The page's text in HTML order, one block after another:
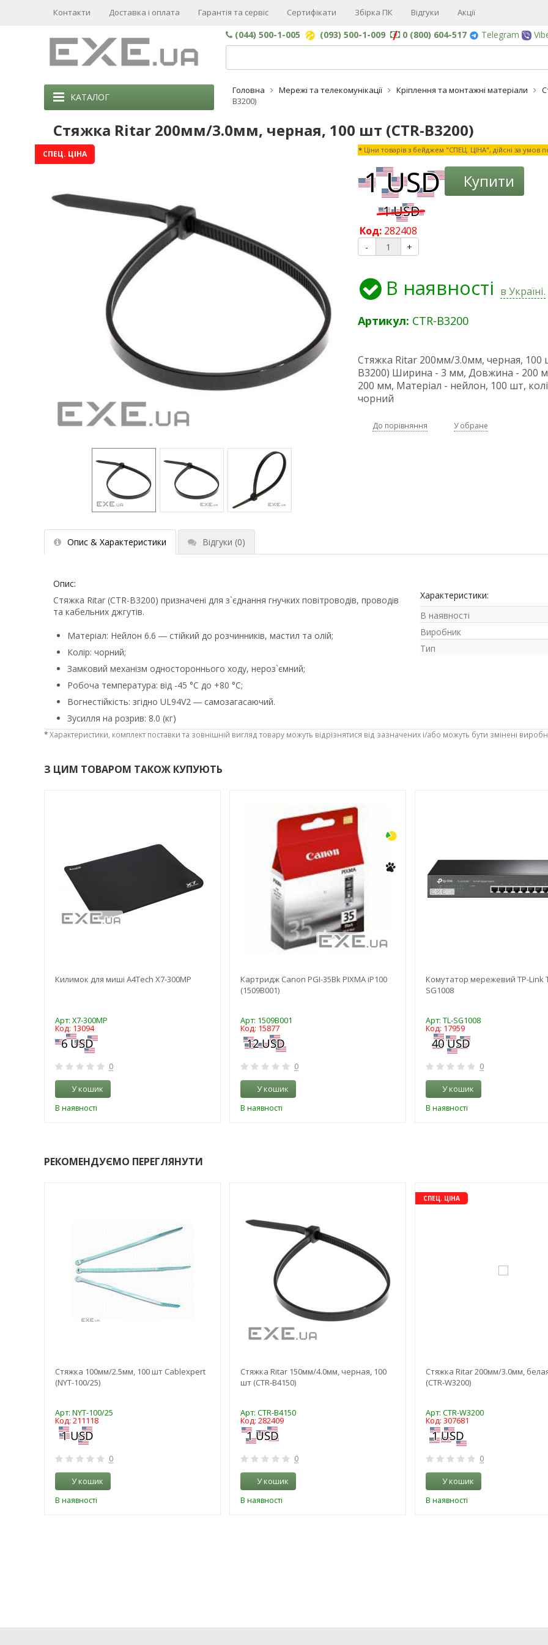
Контакти Доставка і оплата Гарантія та сервіс Сертифікати Збірка ПК Відгуки Акції
(044) 500-1-005 (093) 500-1-009 0 (800) 604-517 Telegram
Головна Мережі та телекомунікації Кріплення та монтажні матеріали
B3200)
Стяжка Ritar 200мм/3.0мм, черная, 100 шт (CTR-B3200)
СПЕЦ. ЦІНА * Ціни товарів з бейджем "СПЕЦ. ЦІНА", дійсні за умов
Купити
Код: 282408
- +
В наявності в Україні.
Артикул: CTR-B3200
Стяжка Ritar 200мм/3.0мм, черная, 100
B3200) Ширина - 3 мм, Довжина - 200
200 мм, Матеріал - нейлон, 100 шт,
чорний
До порівняння У обране
Опис & Характеристики Відгуки (0)
Опис:
Стяжка Ritar (CTR-B3200) призначені для з`єднання гнучких повітроводів, проводів
та кабельних джгутів.
Матеріал: Нейлон 6.6 ― стійкий до розчинників, мастил та олій;
Колір: чорний;
Замковий механізм одностороннього ходу, нероз`ємний;
Робоча температура: від -45 °С до +80 °С;
Вогнестійкість: згідно UL94V2 ― самозагасаючий.
Зусилля на розрив: 8.0 (кг)
Характеристики:
В наявності
Виробник
Тип
*Характеристики, комплект поставки та зовнішній вигляд товару можуть відрізнятися від зазначених і/або можуть бути змінені
З ЦИМ ТОВАРОМ ТАКОЖ КУПУЮТЬ
Килимок для миші A4Tech X7-300MP
Арт: X7-300MP
Код: 13094
0
У кошик
В наявності
Картридж Canon PGI-35Bk PIXMA iP100
(1509B001)
Арт: 1509B001
Код: 15877
0
У кошик
В наявності
Комутатор мережевий TP-Link
SG1008
Арт: TL-SG1008
Код: 17959
0
У кошик
В наявності
РЕКОМЕНДУЄМО ПЕРЕГЛЯНУТИ
Стяжка 100мм/2.5мм, 100 шт Cablexpert
(NYT-100/25)
Арт: NYT-100/25
Код: 211118
0
У кошик
В наявності
Стяжка Ritar 150мм/4.0мм, черная, 100
шт (CTR-B4150)
Арт: CTR-B4150
Код: 282409
0
У кошик
В наявності
СПЕЦ. ЦІНА
Стяжка Ritar 200мм/3.0мм,
(CTR-W3200)
Арт: CTR-W3200
Код: 307681
0
У кошик
В наявності
КАТАЛОГ